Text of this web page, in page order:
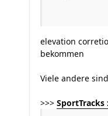
elevation
bekommen
Viele andere
>>> SportTracks